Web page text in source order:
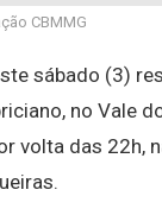
CBMMG
sábado (3)
no Vale
volta das 22h,